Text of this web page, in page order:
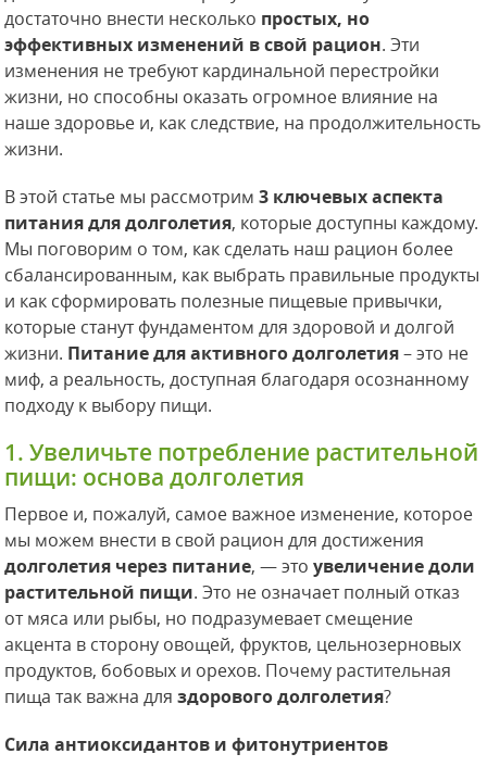
достаточно внести несколько простых, но
эффективных изменений в свой рацион. Эти
изменения не требуют кардинальной перестройки
жизни, но способны оказать огромное влияние на
наше здоровье и, как следствие, на продолжительность
жизни.
В этой статье мы рассмотрим3 ключевых аспекта
питания для долголетия, которые доступны каждому.
Мы поговорим о том, как сделать наш рацион более
сбалансированным, как выбрать правильные продукты
и как сформировать полезные пищевые привычки,
которые станут фундаментом для здоровой и долгой
жизни. Питание для активного долголетия– это не
миф, а реальность, доступная благодаря осознанному
подходу к выбору пищи.
1. Увеличьте потребление растительной
пищи: основа долголетия
Первое и, пожалуй, самое важное изменение, которое
мы можем внести в свой рацион для достижения
долголетия через питание, — этоувеличение доли
растительной пищи. Это не означает полный отказ
от мяса или рыбы, но подразумевает смещение
акцента в сторону овощей, фруктов, цельнозерновых
продуктов, бобовых и орехов. Почему растительная
пища так важна дляздорового долголетия?
Сила антиоксидантов и фитонутриентов